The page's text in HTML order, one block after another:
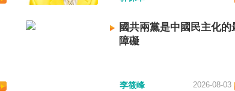
國共兩黨是中國民主化的
障礙
李筱峰 2026-08-03